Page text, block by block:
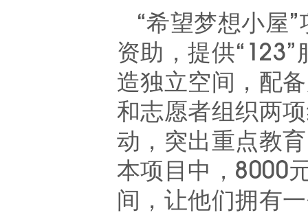
“希望梦想小屋
资助，提供
造独立空间，配
和志愿者组织两
动，突出重点教
本项目中，8000
间，让他们拥有